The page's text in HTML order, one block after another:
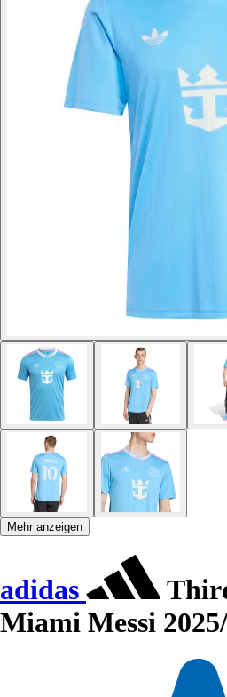
Mehr anzeigen
adidas
Miami Messi